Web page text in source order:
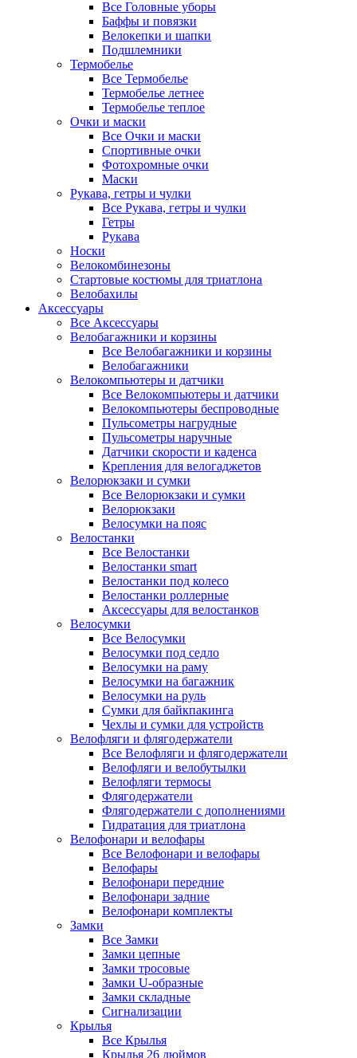
Все Головные уборы
Баффы и повязки
Велокепки и шапки
Подшлемники
Термобелье
Все Термобелье
Термобелье летнее
Термобелье теплое
Очки и маски
Все Очки и маски
Спортивные очки
Фотохромные очки
Маски
Рукава, гетры и чулки
Все Рукава, гетры и чулки
Гетры
Рукава
Носки
Велокомбинезоны
Стартовые костюмы для триатлона
Велобахилы
Аксессуары
Все Аксессуары
Велобагажники и корзины
Все Велобагажники и корзины
Велобагажники
Велокомпьютеры и датчики
Все Велокомпьютеры и датчики
Велокомпьютеры беспроводные
Пульсометры нагрудные
Пульсометры наручные
Датчики скорости и каденса
Крепления для велогаджетов
Велорюкзаки и сумки
Все Велорюкзаки и сумки
Велорюкзаки
Велосумки на пояс
Велостанки
Все Велостанки
Велостанки smart
Велостанки под колесо
Велостанки роллерные
Аксессуары для велостанков
Велосумки
Все Велосумки
Велосумки под седло
Велосумки на раму
Велосумки на багажник
Велосумки на руль
Сумки для байкпакинга
Чехлы и сумки для устройств
Велофляги и флягодержатели
Все Велофляги и флягодержатели
Велофляги и велобутылки
Велофляги термосы
Флягодержатели
Флягодержатели с дополнениями
Гидратация для триатлона
Велофонари и велофары
Все Велофонари и велофары
Велофары
Велофонари передние
Велофонари задние
Велофонари комплекты
Замки
Все Замки
Замки цепные
Замки тросовые
Замки U-образные
Замки складные
Сигнализации
Крылья
Все Крылья
Крылья 26 дюймов